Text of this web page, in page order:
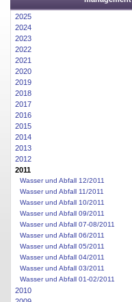
2025
2024
2023
2022
2021
2020
2019
2018
2017
2016
2015
2014
2013
2012
2011
Wasser und Abfall 12/2011
Wasser und Abfall 11/2011
Wasser und Abfall 10/2011
Wasser und Abfall 09/2011
Wasser und Abfall 07-08/2011
Wasser und Abfall 06/2011
Wasser und Abfall 05/2011
Wasser und Abfall 04/2011
Wasser und Abfall 03/2011
Wasser und Abfall 01-02/2011
2010